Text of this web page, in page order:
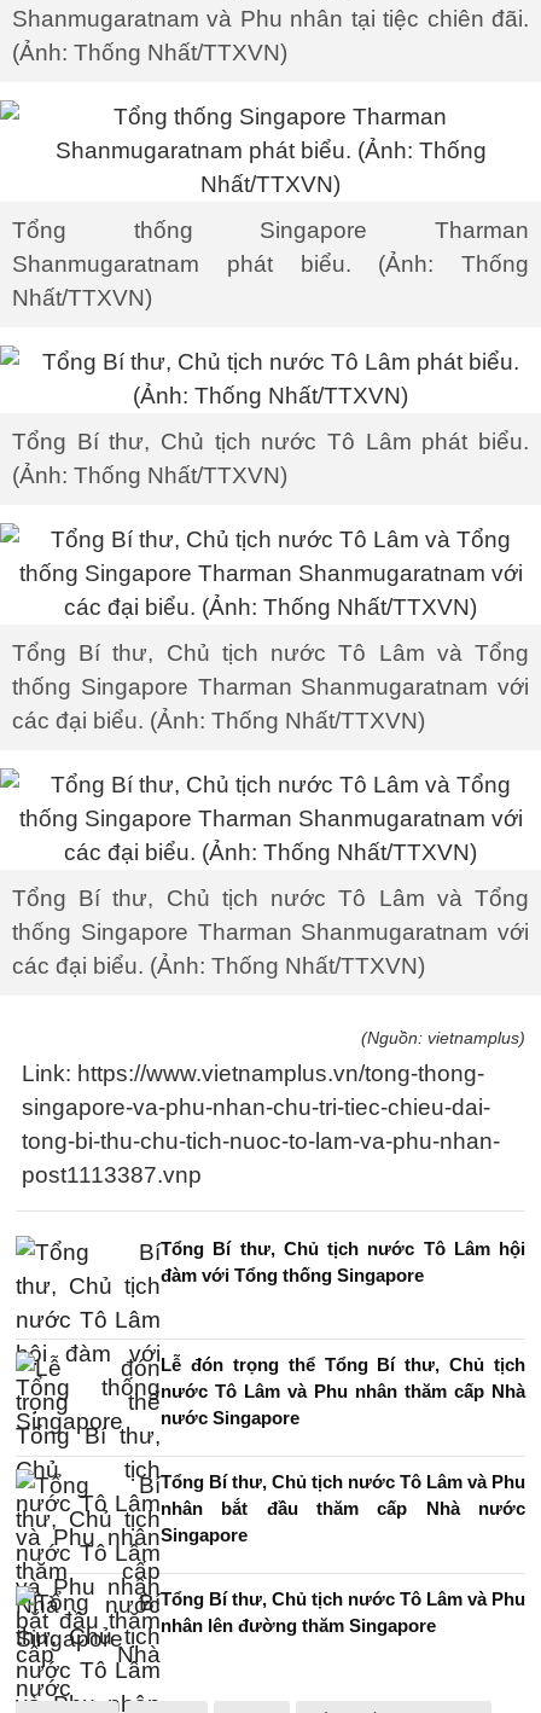
Shanmugaratnam và Phu nhân tại tiệc chiên đãi.
(Ảnh: Thống Nhất/TTXVN)
Tổng thống Singapore Tharman
Shanmugaratnam phát biểu. (Ảnh: Thống
Nhất/TTXVN)
Tổng Bí thư, Chủ tịch nước Tô Lâm phát biểu.
(Ảnh: Thống Nhất/TTXVN)
Tổng Bí thư, Chủ tịch nước Tô Lâm và Tổng
thống Singapore Tharman Shanmugaratnam với
các đại biểu. (Ảnh: Thống Nhất/TTXVN)
Tổng Bí thư, Chủ tịch nước Tô Lâm và Tổng
thống Singapore Tharman Shanmugaratnam với
các đại biểu. (Ảnh: Thống Nhất/TTXVN)
(Nguồn: vietnamplus)
Link: https://www.vietnamplus.vn/tong-thong-
singapore-va-phu-nhan-chu-tri-tiec-chieu-dai-
tong-bi-thu-chu-tich-nuoc-to-lam-va-phu-nhan-
post1113387.vnp
Tổng Bí thư, Chủ tịch nước Tô Lâm hội
đàm với Tổng thống Singapore
Lễ đón trọng thể Tổng Bí thư, Chủ tịch
nước Tô Lâm và Phu nhân thăm cấp Nhà
nước Singapore
Tổng Bí thư, Chủ tịch nước Tô Lâm và Phu
nhân bắt đầu thăm cấp Nhà nước
Singapore
Tổng Bí thư, Chủ tịch nước Tô Lâm và Phu
nhân lên đường thăm Singapore